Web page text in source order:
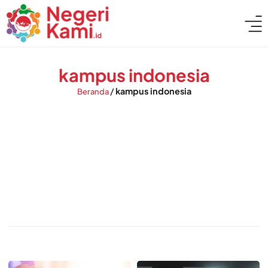
kampus indonesia
Beranda/kampus indonesia